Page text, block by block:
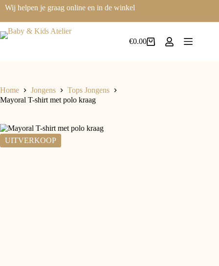
Wij helpen je graag online en in de winkel
€0.00
Home Jongens
Tops Jongens
Mayoral T-shirt met polo kraag
UITVERKOOP